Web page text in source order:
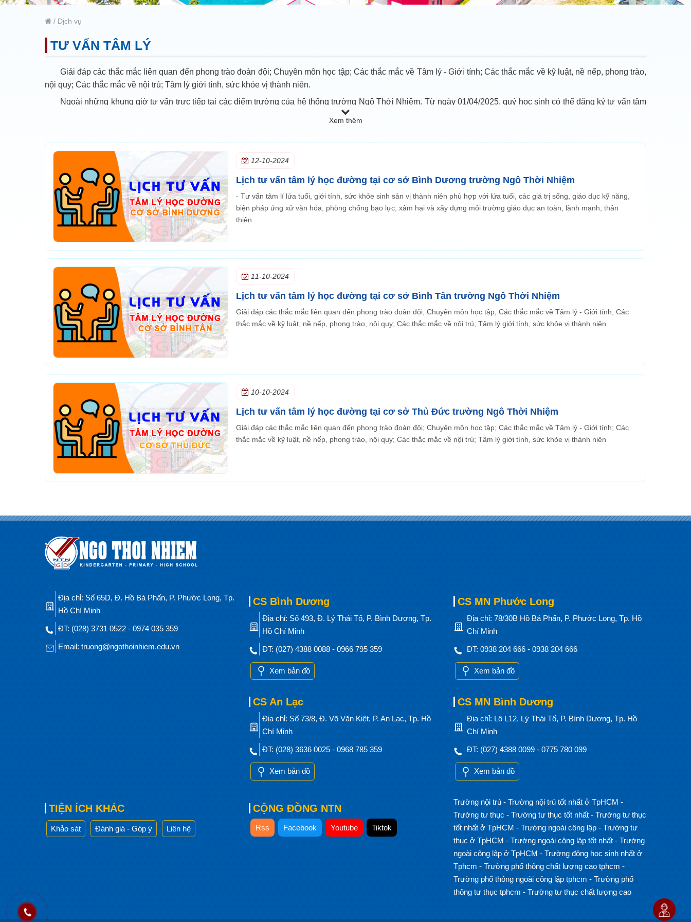
/ Dịch vụ
TƯ VẤN TÂM LÝ
Giải đáp các thắc mắc liên quan đến phong trào đoàn đội; Chuyên môn học tập; Các thắc mắc về Tâm lý - Giới tính; Các thắc mắc về kỹ luật, nề nếp, phong trào,
nội quy; Các thắc mắc về nội trú; Tâm lý giới tính, sức khỏe vị thành niên.
Ngoài những khung giờ tư vấn trực tiếp tại các điểm trường của hệ thống trường Ngô Thời Nhiệm. Từ ngày 01/04/2025, quý học sinh có thể đăng ký tư vấn tâm
lý trực tuyến thông qua đường liên kếthttps://tuvantamly.ngothoinhiem.edu.vn/.
Xem thêm
12-10-2024
Lịch tư vấn tâm lý học đường tại cơ sở Bình Dương trường Ngô Thời Nhiệm
- Tư vấn tâm lí lứa tuổi, giới tính, sức khỏe sinh sản vị thành niên phù hợp với lứa tuổi, các giá trị sống, giáo dục kỹ năng,
biện pháp ứng xử văn hóa, phòng chống bạo lực, xâm hại và xây dựng môi trường giáo dục an toàn, lành mạnh, thân
thiện...
11-10-2024
Lịch tư vấn tâm lý học đường tại cơ sở Bình Tân trường Ngô Thời Nhiệm
Giải đáp các thắc mắc liên quan đến phong trào đoàn đội; Chuyên môn học tập; Các thắc mắc về Tâm lý - Giới tính; Các
thắc mắc về kỹ luật, nề nếp, phong trào, nội quy; Các thắc mắc về nội trú; Tâm lý giới tính, sức khỏe vị thành niên
10-10-2024
Lịch tư vấn tâm lý học đường tại cơ sở Thủ Đức trường Ngô Thời Nhiệm
Giải đáp các thắc mắc liên quan đến phong trào đoàn đội; Chuyên môn học tập; Các thắc mắc về Tâm lý - Giới tính; Các
thắc mắc về kỹ luật, nề nếp, phong trào, nội quy; Các thắc mắc về nội trú; Tâm lý giới tính, sức khỏe vị thành niên
Địa chỉ: Số 65D, Đ. Hồ Bá Phấn, P. Phước Long, Tp.
Hồ Chí Minh
ĐT: (028) 3731 0522 - 0974 035 359
Email: truong@ngothoinhiem.edu.vn
CS Bình Dương
Địa chỉ: Số 493, Đ. Lý Thái Tổ, P. Bình Dương, Tp.
Hồ Chí Minh
ĐT: (027) 4388 0088 - 0966 795 359
Xem bản đồ
CS An Lạc
Địa chỉ: Số 73/8, Đ. Võ Văn Kiệt, P. An Lạc, Tp. Hồ
Chí Minh
ĐT: (028) 3636 0025 - 0968 785 359
Xem bản đồ
CS MN Phước Long
Địa chỉ: 78/30B Hồ Bá Phấn, P. Phước Long, Tp. Hồ
Chí Minh
ĐT: 0938 204 666 - 0938 204 666
Xem bản đồ
CS MN Bình Dương
Địa chỉ: Lô L12, Lý Thái Tổ, P. Bình Dương, Tp. Hồ
Chí Minh
ĐT: (027) 4388 0099 - 0775 780 099
Xem bản đồ
TIỆN ÍCH KHÁC
Khảo sát Đánh giá - Góp ý Liên hệ
CỘNG ĐỒNG NTN
Rss Facebook Youtube Tiktok
Trường nội trú - Trường nội trú tốt nhất ở TpHCM -
Trường tư thục - Trường tư thục tốt nhất - Trường tư thục
tốt nhất ở TpHCM - Trường ngoài công lập - Trường tư
thục ở TpHCM - Trường ngoài công lập tốt nhất - Trường
ngoài công lập ở TpHCM - Trường đông học sinh nhất ở
Tphcm - Trường phổ thông chất lượng cao tphcm -
Trường phổ thông ngoài công lập tphcm - Trường phổ
thông tư thục tphcm - Trường tư thục chất lượng cao